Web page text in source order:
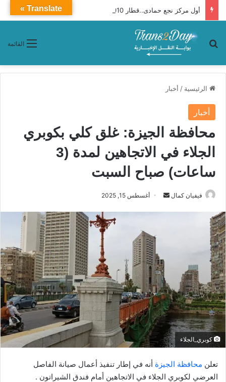
أول مركز نجع حمادى..قطار 2010 VIP ـ Premium محافظات «القاهرة ـ أسوان»
القائمة بحث عن
الرئيسية / أخبار
أخبار
محافظة الجيزة: غلق كلي بكوبري
الجلاء في الاتجاهين لمدة (3
ساعات) صباح السبت
فيفيان كمال
ي
د
ا
إ
ل
ك
ت
و
ن
أغسطس 15, 2025
كوبري_الجلاء
تعلن محافظة الجيزة أنه في إطار تنفيذ أعمال صيانة الفاصل
العرضي لكوبري الجلاء في الاتجاهين أمام فندق الشيراتون .
Translate »